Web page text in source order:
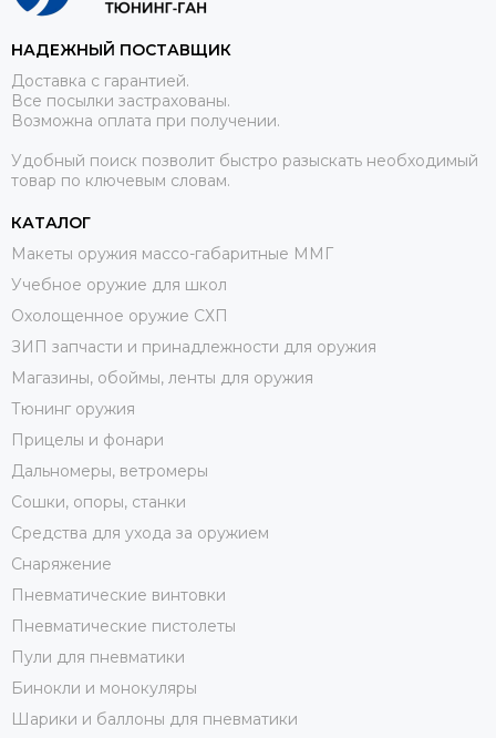
НАДЕЖНЫЙ ПОСТАВЩИК
Доставка с гарантией.
Все посылки застрахованы.
Возможна оплата при получении.
Удобный поиск позволит быстро разыскать необходимый
товар по ключевым словам.
КАТАЛОГ
Макеты оружия массо-габаритные ММГ
Учебное оружие для школ
Охолощенное оружие СХП
ЗИП запчасти и принадлежности для оружия
Магазины, обоймы, ленты для оружия
Тюнинг оружия
Прицелы и фонари
Дальномеры, ветромеры
Сошки, опоры, станки
Средства для ухода за оружием
Снаряжение
Пневматические винтовки
Пневматические пистолеты
Пули для пневматики
Бинокли и монокуляры
Шарики и баллоны для пневматики